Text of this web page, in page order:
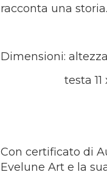
racconta una storia.
Dimensioni:
testa 11 x
Con certificato di
Evelune Art e la